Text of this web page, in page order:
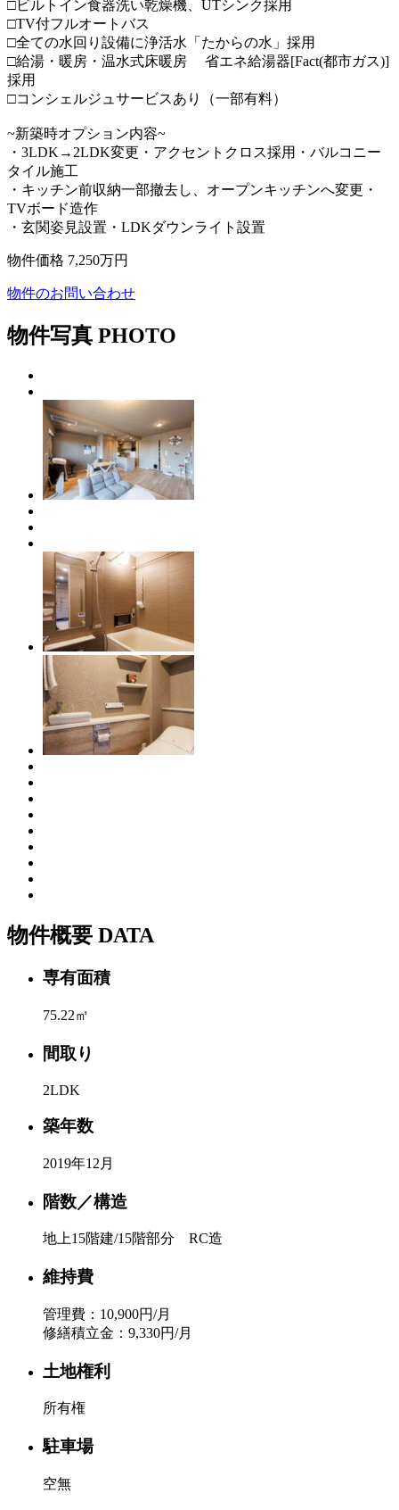
□ビルトイン食器洗い乾燥機、UTシンク採用
□TV付フルオートバス
□全ての水回り設備に浄活水「たからの水」採用
□給湯・暖房・温水式床暖房 省エネ給湯器[Fact(都市ガス)]
採用
□コンシェルジュサービスあり（一部有料）
~新築時オプション内容~
・3LDK→2LDK変更・アクセントクロス採用・バルコニー
タイル施工
・キッチン前収納一部撤去し、オープンキッチンへ変更・
TVボード造作
・玄関姿見設置・LDKダウンライト設置
物件価格 7,250万円
物件のお問い合わせ
物件写真 PHOTO
物件概要 DATA
専有面積
75.22㎡
間取り
2LDK
築年数
2019年12月
階数／構造
地上15階建/15階部分 RC造
維持費
管理費：10,900円/月
修繕積立金：9,330円/月
土地権利
所有権
駐車場
空無